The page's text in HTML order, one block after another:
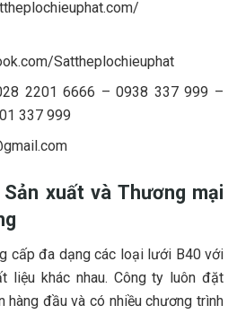
Sattheplochieuphat
2201 6666 – 0938 337 999 –
337 999
xuất và Thương mại
cấp đa dạng các loại lưới B40 với
liệu khác nhau. Công ty luôn đặt
đầu và có nhiều chương trình